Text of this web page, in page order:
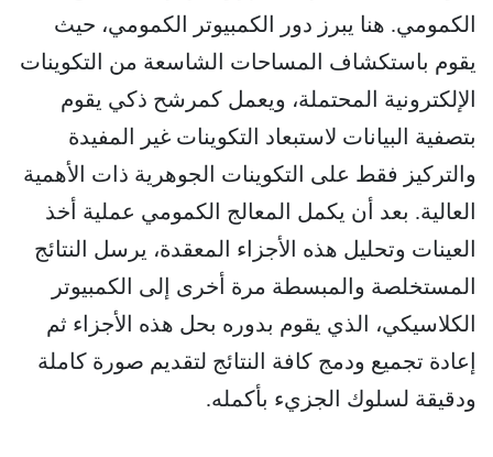
الكمومي. هنا يبرز دور الكمبيوتر الكمومي، حيث
يقوم باستكشاف المساحات الشاسعة من التكوينات
الإلكترونية المحتملة، ويعمل كمرشح ذكي يقوم
بتصفية البيانات لاستبعاد التكوينات غير المفيدة
والتركيز فقط على التكوينات الجوهرية ذات الأهمية
العالية. بعد أن يكمل المعالج الكمومي عملية أخذ
العينات وتحليل هذه الأجزاء المعقدة، يرسل النتائج
المستخلصة والمبسطة مرة أخرى إلى الكمبيوتر
الكلاسيكي، الذي يقوم بدوره بحل هذه الأجزاء ثم
إعادة تجميع ودمج كافة النتائج لتقديم صورة كاملة
ودقيقة لسلوك الجزيء بأكمله.